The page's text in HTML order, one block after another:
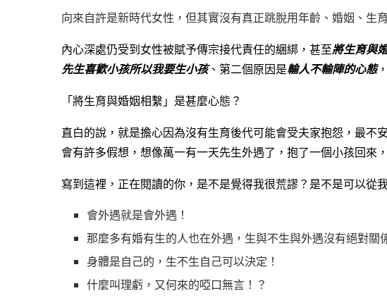
向來自許是新時代女性，但其實沒有真正跳脫用年齡、婚姻、生
內心深處仍受到女性被賦予傳宗接代責任的綑綁，甚至將生育與
先生喜歡小孩所以我要生小孩、第二個原因是輸人不輸陣的心態
「將生育與婚姻相繫」是甚麼心態？
直白的說，就是擔心因為沒有生育後代可能會受夫家抱怨，最
會有許多假想，想像萬一有一天先生外遇了，抱了一個小孩回來
寫到這裡，正在閱讀的你，是不是覺得我很荒謬？是不是可以從
會外遇就是會外遇！
那麼多有婚有生的人也在外遇，生與不生與外遇沒有絕對關
身體是自己的，生不生自己可以決定！
什麼叫理虧，又何來的啞口無言！？